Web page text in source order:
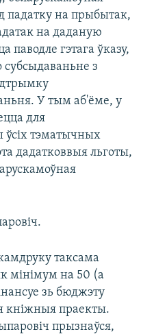
падатку на прыбытак,
на даданую
паводле гэтага ўказу,
субсыдаваньне з
У тым аб'ёме, у
для
ўсіх тэматычных
дадатковвыя льготы,
таксама
мінімум на 50 (а
зь бюджэту
кніжныя праекты.
прызнаўся,